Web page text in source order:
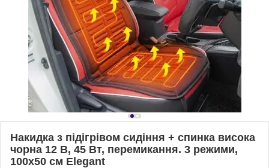
Накидка з підігрівом сидіння + спинка висока
чорна 12 В, 45 Вт, перемикання. 3 режими,
100х50 см Elegant